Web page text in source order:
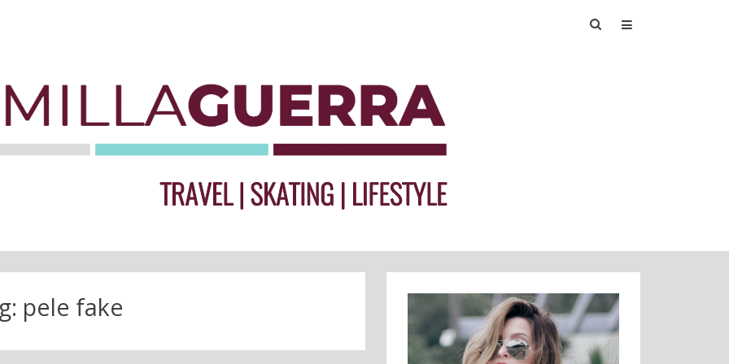
pele fake